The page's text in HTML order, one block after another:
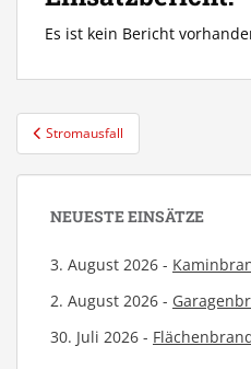
Es ist kein Bericht
Beitragsnavigation
Stromausfall
NEUESTE EINSÄTZE
3. August 2026 -
2. August 2026 -
30. Juli 2026 -